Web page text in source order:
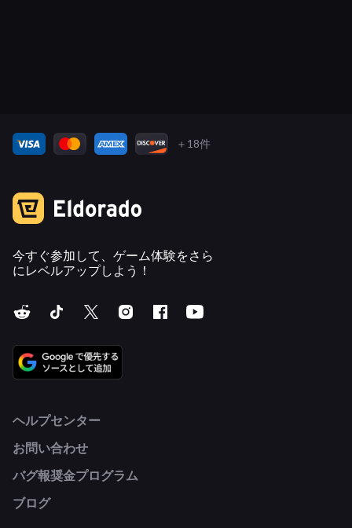
＋18件
今すぐ参加して、ゲーム体験をさら
にレベルアップしよう！
ヘルプセンター
お問い合わせ
バグ報奨金プログラム
ブログ